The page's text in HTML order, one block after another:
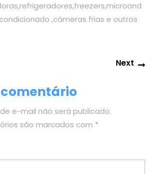
,câmeras frias e outros
Next
comentário
e-mail não será publicado.
são marcados com *